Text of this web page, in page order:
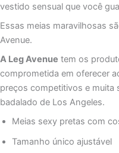
vestido sensual que você
Essas meias maravilhosas
Avenue.
A Leg Avenue tem os
comprometida em oferecer
preços competitivos e muita
badalado de Los Angeles.
Meias sexy pretas com
Tamanho único ajustável